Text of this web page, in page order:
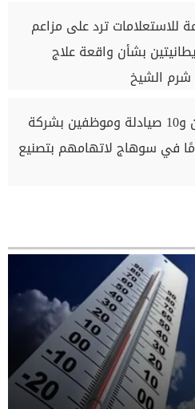
للاستعلامات ترد على مزاعم
بشأن واقعة علاج
الشيخ
حبس طبيبين و10 صيادلة وموظفين بشركة
15 يومًا في سوهاج لاتهامهم بتصنيع